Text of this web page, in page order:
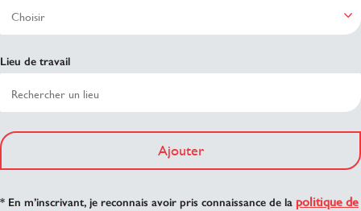
Lieu de travail
Ajouter
* En m’inscrivant, je reconnais avoir pris connaissance de la politique de